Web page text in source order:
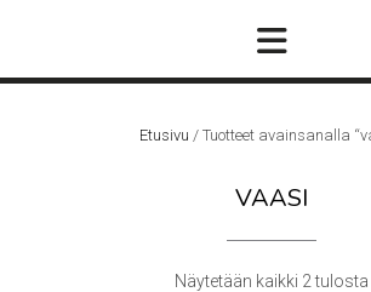
Etusivu / Tuotteet avainsanalla
VAASI
Näytetään kaikki 2 tulosta